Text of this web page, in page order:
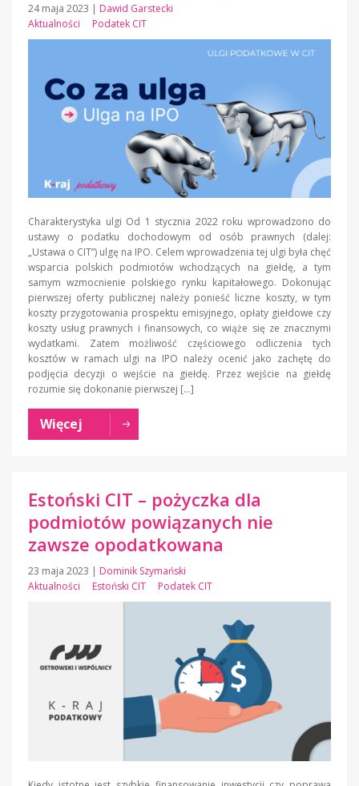
24 maja 2023 | Dawid Garstecki
Aktualności
Podatek CIT
Charakterystyka ulgi Od 1 stycznia 2022 roku wprowadzono do
ustawy o podatku dochodowym od osób prawnych (dalej:
„Ustawa o CIT”) ulgę na IPO. Celem wprowadzenia tej ulgi była chęć
wsparcia polskich podmiotów wchodzących na giełdę, a tym
samym wzmocnienie polskiego rynku kapitałowego. Dokonując
pierwszej oferty publicznej należy ponieść liczne koszty, w tym
koszty przygotowania prospektu emisyjnego, opłaty giełdowe czy
koszty usług prawnych i finansowych, co wiąże się ze znacznymi
wydatkami. Zatem możliwość częściowego odliczenia tych
kosztów w ramach ulgi na IPO należy ocenić jako zachętę do
podjęcia decyzji o wejście na giełdę. Przez wejście na giełdę
rozumie się dokonanie pierwszej […]
Więcej
Estoński CIT – pożyczka dla
podmiotów powiązanych nie
zawsze opodatkowana
23 maja 2023
Dominik Szymański
Aktualności
Estoński CIT Podatek CIT